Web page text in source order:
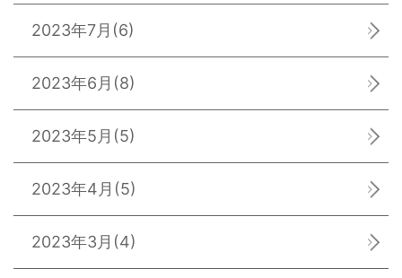
2023年7月 (6)
2023年6月 (8)
2023年5月 (5)
2023年4月 (5)
2023年3月 (4)